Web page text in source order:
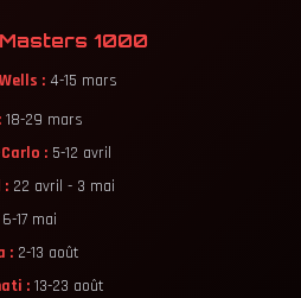
Masters 1000
: 4-15 mars
18-29 mars
: 5-12 avril
: 22 avril - 3 mai
6-17 mai
: 2-13 août
: 13-23 août